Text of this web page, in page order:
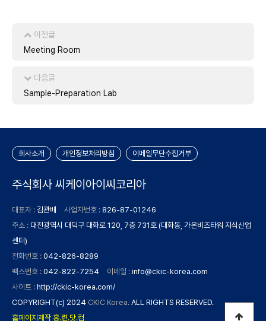
이전글
Meeting Room
다음글
Sample-Preparation Lab
회사소개 개인정보처리방침 이메일무단수집거부
주식회사 씨케이아이씨코리아
대표자 : 김관배 사업자번호 : 826-87-01246
주소 : 대전광역시 대덕구 대화로 120, 7층 731호 (대화동, 가온비즈타워 지식산업
센터)
전화번호 : 042-826-8289
팩스번호 : 042-822-7254 이메일 : info@ckic-korea.com
사이트 : http://ckic-korea.com/
COPYRIGHT(c) 2024 CKIC Korea. ALL RIGHTS RESERVED.
홈페이지제작 홍.련.닷.컴